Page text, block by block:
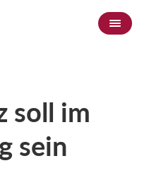
soll im
sein